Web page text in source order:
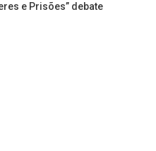
e Prisões” debate